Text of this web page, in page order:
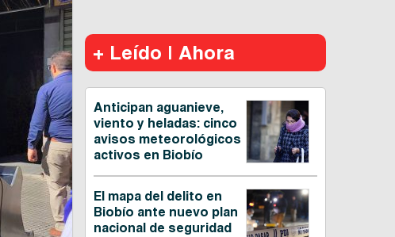
+ Leído | Ahora
Anticipan aguanieve,
viento y heladas: cinco
avisos meteorológicos
activos en Biobío
El mapa del delito en
Biobío ante nuevo plan
nacional de seguridad